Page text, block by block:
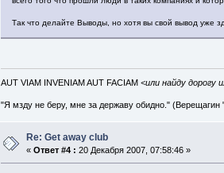
Так что делайте Выводы, но хотя вы свой вывод уже
AUT VIAM INVENIAM AUT FACIAM <или найду дорогу
"Я мзду не беру, мне за державу обидно." (Верещагин
Re: Get away club
«Ответ #4 : 20 Декабря 2007, 07:58:46 »